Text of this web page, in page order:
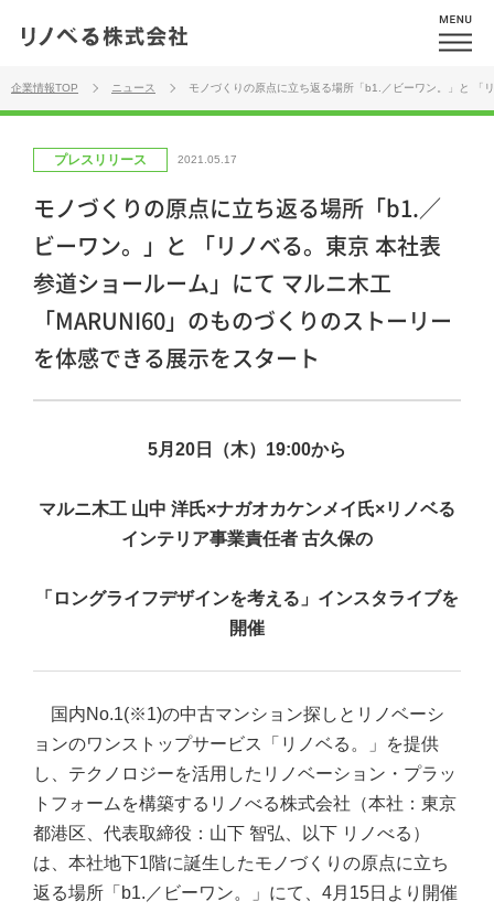
企業情報TOP ニュース モノづくりの原点に立ち返る場所「b1.／ビーワン。」と 「
プレスリリース 2021.05.17
モノづくりの原点に立ち返る場所「b1.／
ビーワン。」と 「リノベる。東京 本社表
参道ショールーム」にて マルニ木工
「MARUNI60」のものづくりのストーリー
を体感できる展示をスタート
5月20日（木）19:00から
マルニ木工 山中 洋氏×ナガオカケンメイ氏×リノベる
インテリア事業責任者 古久保の
「ロングライフデザインを考える」インスタライブを
開催
国内No.1(※1)の中古マンション探しとリノベーシ
ョンのワンストップサービス「リノベる。」を提供
し、テクノロジーを活用したリノベーション・プラッ
トフォームを構築するリノべる株式会社（本社：東京
都港区、代表取締役：山下 智弘、以下 リノべる）
は、本社地下1階に誕生したモノづくりの原点に立ち
返る場所「b1.／ビーワン。」にて、4月15日より開催